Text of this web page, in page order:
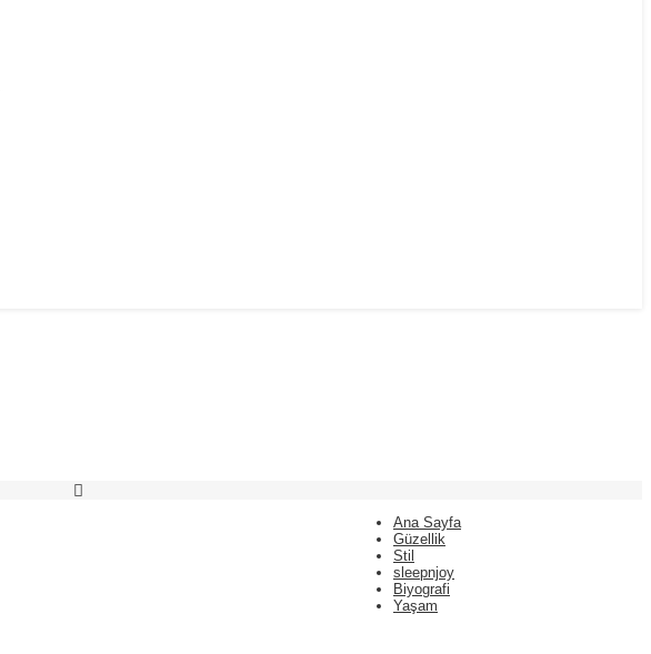
Ana Sayfa
Güzellik
Stil
sleepnjoy
Biyografi
Yaşam